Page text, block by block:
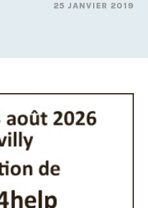
25 JANVIER 2019